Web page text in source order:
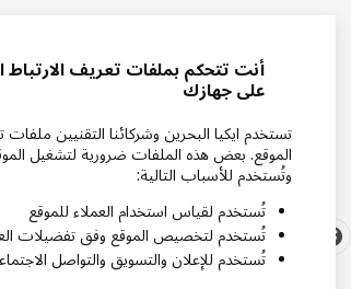
أنت تتحكم بملفات تعريف الارتباط
على جهازك
تستخدم ايكيا البحرين وشركائنا التقنيين
الموقع. بعض هذه الملفات ضرورية لتشغيل
وتُستخدم للأسباب التالية:
تُستخدم لقياس استخدام العملاء للموقع
تُستخدم لتخصيص الموقع وفق تفضيلات
تُستخدم للإعلان والتسويق والتواصل